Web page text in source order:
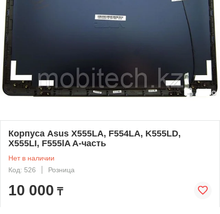
Корпуса Asus X555LA, F554LA, K555LD,
X555LI, F555lA A-часть
Нет в наличии
Код: 526
Розница
10 000 ₸